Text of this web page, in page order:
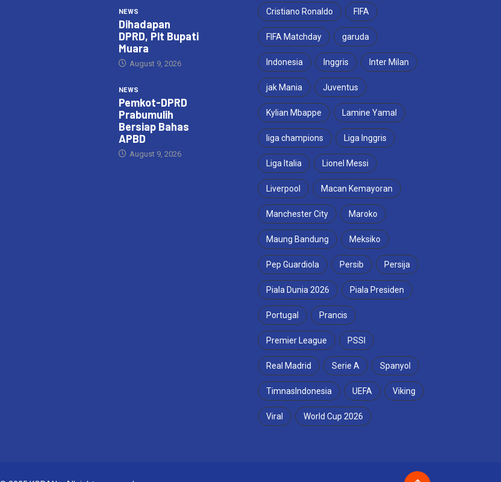
NEWS
Dihadapan
DPRD, Plt Bupati
Muara
August 9, 2026
NEWS
Pemkot-DPRD
Prabumulih
Bersiap Bahas
APBD
August 9, 2026
Cristiano Ronaldo FIFA
FIFA Matchday garuda
Indonesia Inggris Inter Milan
jak Mania Juventus
Kylian Mbappe Lamine Yamal
liga champions Liga Inggris
Liga Italia Lionel Messi
Liverpool Macan Kemayoran
Manchester City Maroko
Maung Bandung Meksiko
Pep Guardiola Persib Persija
Piala Dunia 2026 Piala Presiden
Portugal Prancis
Premier League PSSI
Real Madrid Serie A Spanyol
TimnasIndonesia UEFA Viking
Viral World Cup 2026